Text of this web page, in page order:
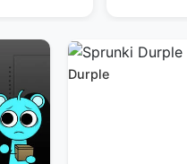
Durple